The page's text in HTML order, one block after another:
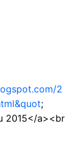
2
;
2015</a><br